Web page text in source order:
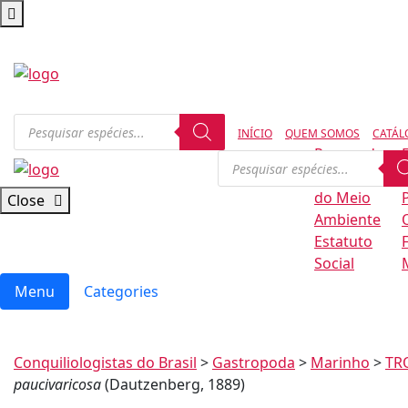
INÍCIO QUEM SOMOS
Regras de
Conservação
do Meio
Ambiente
Estatuto
Social
Close
Menu Categories
Conquiliologistas do Brasil > Gastropoda > Marinho >
paucivaricosa(Dautzenberg, 1889)